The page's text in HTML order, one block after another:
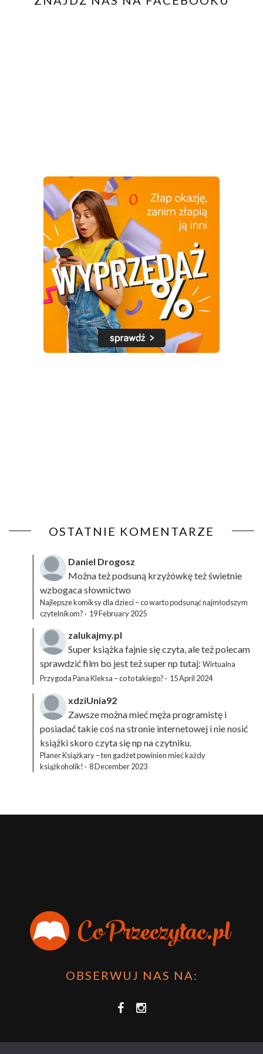
OSTATNIE KOMENTARZE
Daniel Drogosz
Można też podsuną krzyżówkęteż świetnie
wzbogaca słownictwo
Najlepsze komiksy dla dzieci – co warto podsunąć najmłodszym
czytelnikom? · 19 February 2025
zalukajmy.pl
Super książka fajnie się czyta, ale też polecam
sprawdzić film bo jest też super np tutaj: Wirtualna
Przygoda Pana Kleksa – co to takiego? · 15 April 2024
xdziUnia92
Zawsze można mieć męża programistę i
posiadać takie coś na stronie internetowej i nie nosić
książki skoro czyta się np na czytniku.
Planer Książkary – ten gadżet powinien mieć każdy
książkoholik! · 8 December 2023
OBSERWUJ NAS NA: